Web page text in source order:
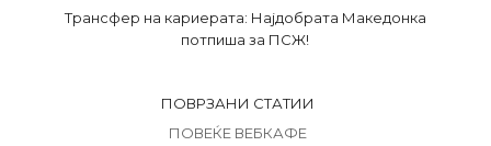
Трансфер на кариерата: Најдобрата Македонка
потпиша за ПСЖ!
ПОВРЗАНИ СТАТИИ
ПОВЕЌЕ ВЕБКАФЕ